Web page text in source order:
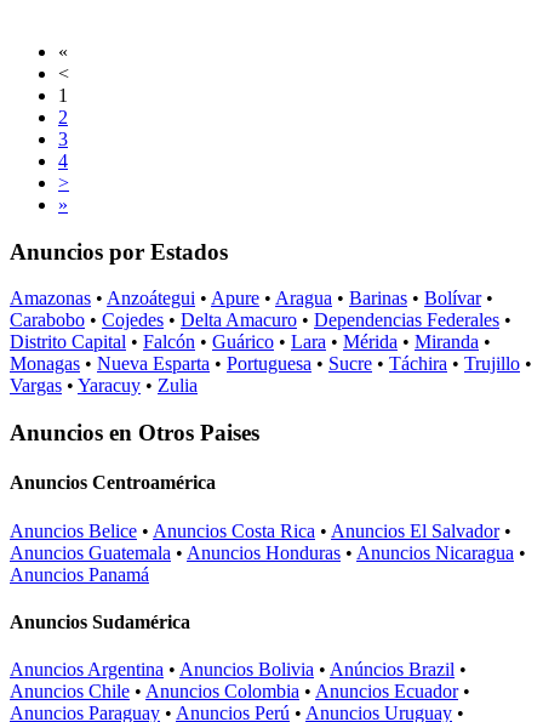
«
<
1
2
3
4
>
»
Anuncios por Estados
Amazonas • Anzoátegui • Apure • Aragua • Barinas • Bolívar•
Carabobo • Cojedes • Delta Amacuro • Dependencias Federales •
Distrito Capital • Falcón • Guárico • Lara • Mérida • Miranda •
Monagas • Nueva Esparta • Portuguesa • Sucre • Táchira • Trujillo •
Vargas • Yaracuy • Zulia
Anuncios en Otros Paises
Anuncios Centroamérica
Anuncios Belice • Anuncios Costa Rica • Anuncios El Salvador•
Anuncios Guatemala • Anuncios Honduras • Anuncios Nicaragua •
Anuncios Panamá
Anuncios Sudamérica
Anuncios Argentina • Anuncios Bolivia • Anúncios Brazil •
Anuncios Chile • Anuncios Colombia • Anuncios Ecuador•
Anuncios Paraguay • Anuncios Perú • Anuncios Uruguay •